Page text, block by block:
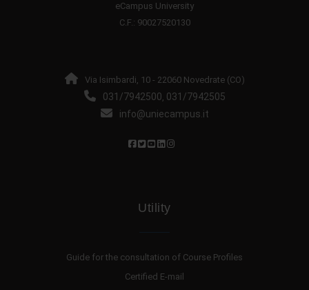
eCampus University
C.F.: 90027520130
Via Isimbardi, 10 - 22060 Novedrate (CO)
031/7942500, 031/7942505
info@uniecampus.it
Utility
Guide for the consultation of Course Profiles
Certified E-mail